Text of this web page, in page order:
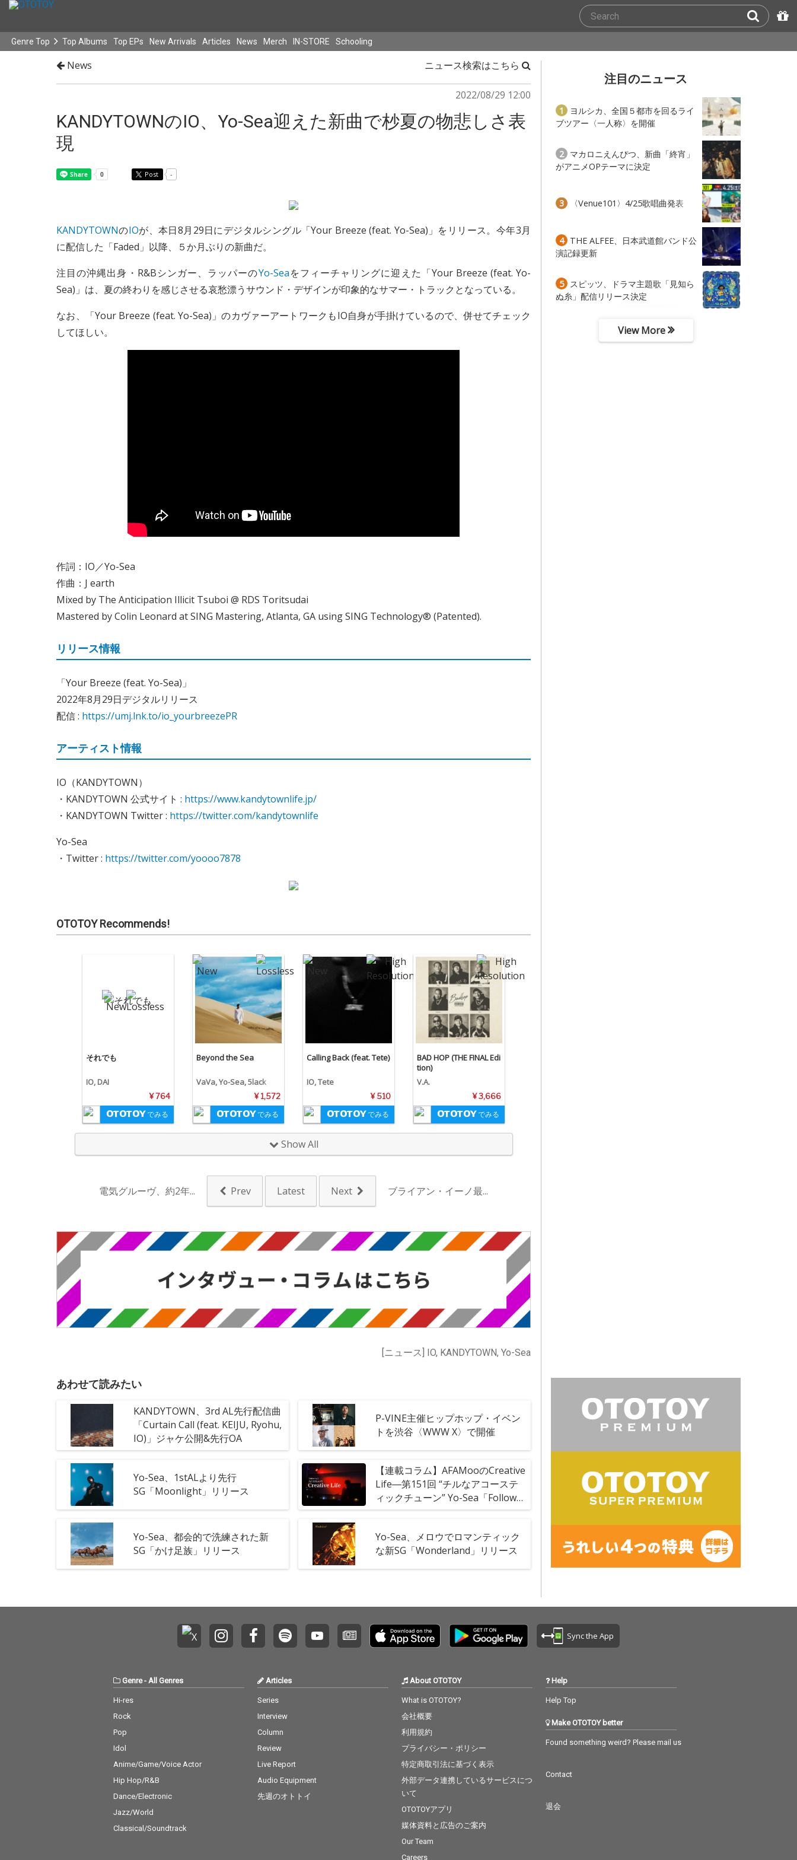
Genre Top Top Albums Top EPs New Arrivals Articles News Merch IN-STORE Schooling
News ニュース検索はこちら
2022/08/29 12:00
KANDYTOWNのIO、Yo-Sea迎えた新曲で杪夏の物悲しさ表
現
Post -
KANDYTOWNのIOが、本日8月29日にデジタルシングル「Your Breeze (feat. Yo-Sea)」をリリース。今年3月
に配信した「Faded」以降、５か月ぶりの新曲だ。
注目の沖縄出身・R&Bシンガー、ラッパーのYo-Seaをフィーチャリングに迎えた「Your Breeze (feat. Yo-
Sea)」は、夏の終わりを感じさせる哀愁漂うサウンド・デザインが印象的なサマー・トラックとなっている。
なお、「Your Breeze (feat. Yo-Sea)」のカヴァーアートワークもIO自身が手掛けているので、併せてチェック
してほしい。
作詞：IO／Yo-Sea
作曲：J earth
Mixed by The Anticipation Illicit Tsuboi @ RDS Toritsudai
Mastered by Colin Leonard at SING Mastering, Atlanta, GA using SING Technology® (Patented).
リリース情報
「Your Breeze (feat. Yo-Sea)」
2022年8月29日デジタルリリース
配信 : https://umj.lnk.to/io_yourbreezePR
アーティスト情報
IO（KANDYTOWN）
・KANDYTOWN 公式サイト : https://www.kandytownlife.jp/
・KANDYTOWN Twitter : https://twitter.com/kandytownlife
Yo-Sea
・Twitter : https://twitter.com/yoooo7878
OTOTOY Recommends!
それでも
IO, DAI
¥ 764
でみる
Beyond the Sea
VaVa, Yo-Sea, 5lack
¥ 1,572
でみる
Calling Back (feat. Tete)
IO, Tete
¥ 510
でみる
BAD HOP (THE FINAL Edi
tion)
V.A.
¥ 3,666
でみる
Show All
電気グルーヴ、約2年... Prev Latest Next ブライアン・イーノ最...
[ニュース] IO, KANDYTOWN, Yo-Sea
あわせて読みたい
KANDYTOWN、3rd AL先行配信曲
「Curtain Call (feat. KEIJU, Ryohu,
IO)」ジャケ公開&先行OA
P-VINE主催ヒップホップ・イベン
トを渋谷〈WWW​ ​X〉で開催
Yo-Sea、1stALより先行
SG「Moonlight」リリース
【連載コラム】AFAMooのCreative
Life―第151回 “チルなアコーステ
ィックチューン” Yo-Sea「Follow
Me」
Yo-Sea、都会的で洗練された新
SG「かけ足族」リリース
Yo-Sea、メロウでロマンティック
な新SG「Wonderland」リリース
注目のニュース
1
ブツアー〈一人称〉を開催
2
がアニメOPテーマに決定
3 〈Venue101〉4/25歌唱曲発表
4
演記録更新
5
ぬ糸」配信リリース決定
View More
Sync the App
Genre- All Genres
Hi-res
Rock
Pop
Idol
Anime/Game/Voice Actor
Hip Hop/R&B
Dance/Electronic
Jazz/World
Classical/Soundtrack
Articles
Series
Interview
Column
Review
Live Report
Audio Equipment
先週のオトトイ
About OTOTOY
What is OTOTOY?
会社概要
利用規約
プライバシー・ポリシー
特定商取引法に基づく表示
外部データ連携しているサービスにつ
いて
OTOTOYアプリ
媒体資料と広告のご案内
Our Team
Careers
Help
Help Top
Make OTOTOY better
Found something weird? Please mail us
Contact
退会